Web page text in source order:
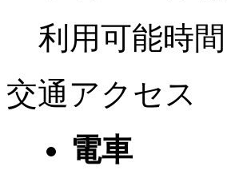
利用可能時
交通アクセス
電車